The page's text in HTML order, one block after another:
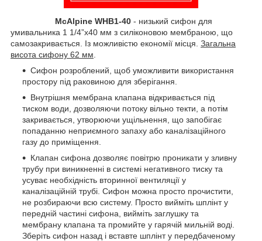
McAlpine WHB1-40 - низький сифон для
умивальника 1 1/4”х40 мм з силіконовою мембраною, що
самозакривається. Із можливістю економії місця. Загальна
висота сифону 62 мм
Сифон розроблений, щоб уможливити використання
простору під раковиною для зберігання.
Внутрішня мембрана клапана відкривається під
тиском води, дозволяючи потоку вільно текти, а потім
закривається, утворюючи ущільнення, що запобігає
попаданню неприємного запаху або каналізаційного
газу до приміщення.
Клапан сифона дозволяє повітрю проникати у зливну
трубу при виникненні в системі негативного тиску та
усуває необхідність вторинної вентиляції у
каналізаційній трубі. Сифон можна просто прочистити,
не розбираючи всю систему. Просто вийміть шплінт у
передній частині сифона, вийміть заглушку та
мембрану клапана та промийте у гарячій мильній воді.
Зберіть сифон назад і вставте шплінт у передбаченому